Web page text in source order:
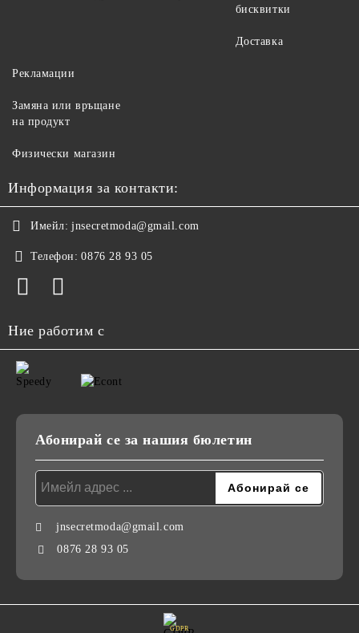
бисквитки
Доставка
Рекламации
Замяна или връщане
на продукт
Физически магазин
Информация за контакти:
Имейл: jnsecretmoda@gmail.com
Телефон: 0876 28 93 05
Ние работим с
Абонирай се за нашия бюлетин
jnsecretmoda@gmail.com
0876 28 93 05
GDPR